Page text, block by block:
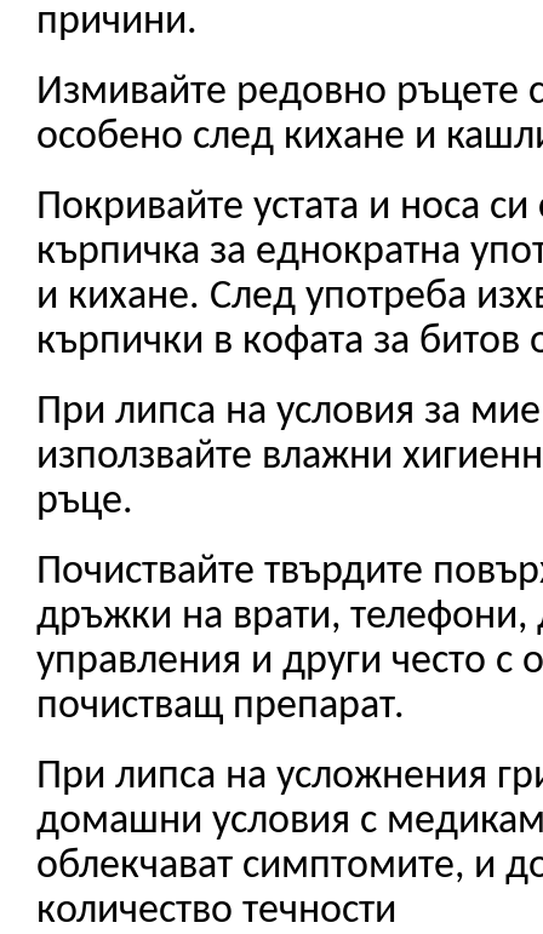
причини.
Измивайте редовно ръцете
особено след кихане и
Покривайте устата и носа
кърпичка за еднократна
и кихане. След употреба
кърпички в кофата за битов
При липса на условия за
използвайте влажни
ръце.
Почиствайте твърдите
дръжки на врати, телефони,
управления и други често с
почистващ препарат.
При липса на усложнения
домашни условия с
облекчават симптомите, и
количество течности